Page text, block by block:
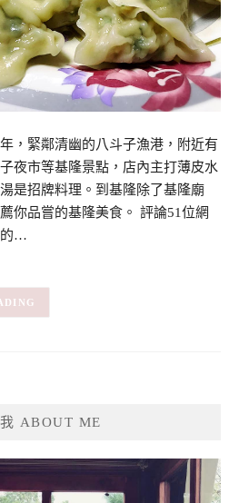
，緊鄰清幽的八斗子漁港，附近有
夜市等基隆景點，店內主打薄皮水
是招牌料理。到基隆除了基隆廟
你品嘗的基隆美食。 評論51位網
的…
ABOUT ME